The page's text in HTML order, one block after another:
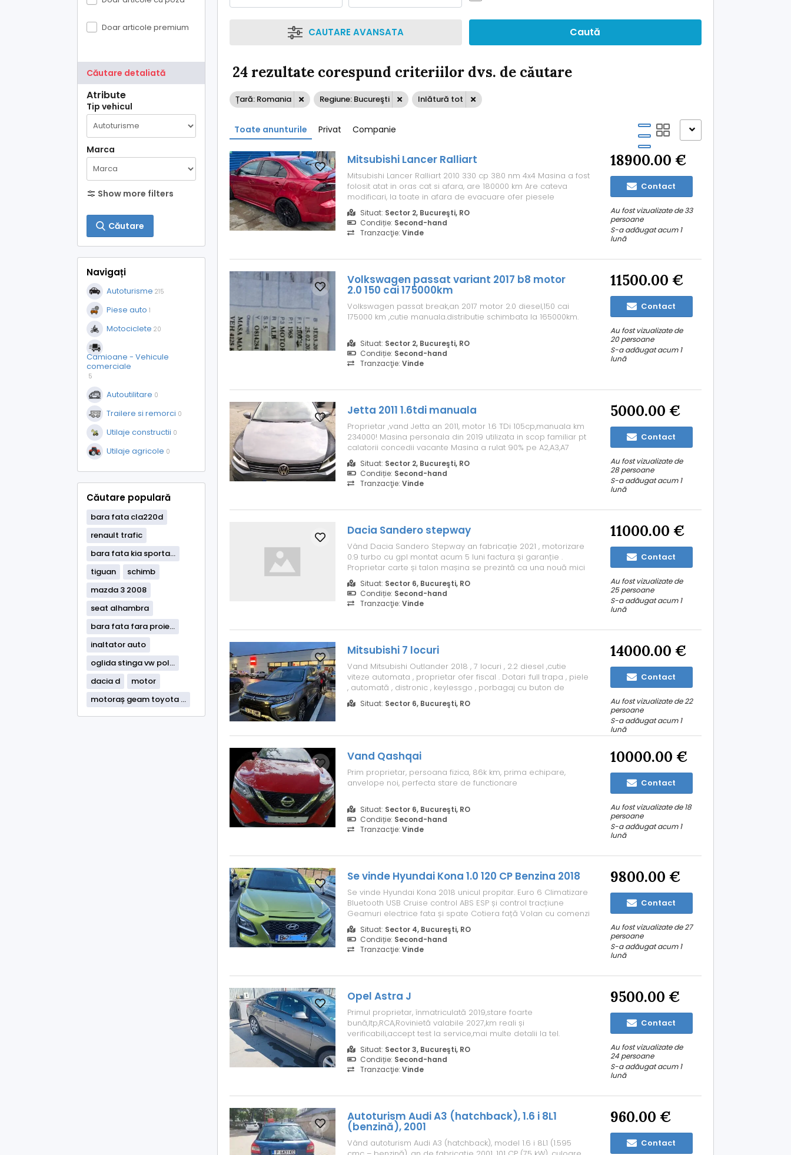
Doar articole premium
Căutare detaliată
Atribute
Tip vehicul
Marca
Show more filters
Căutare
Navigați
Autoturisme 215
Piese auto 1
Motociclete 20
Camioane - Vehicule
comerciale
5
Autoutilitare 0
Trailere si remorci 0
Utilaje constructii 0
Utilaje agricole 0
Căutare populară
bara fata cla220d
renault trafic
bara fata kia sporta...
tiguan
schimb
mazda 3 2008
seat alhambra
bara fata fara proie...
inaltator auto
oglida stinga vw pol...
dacia d
motor
motoraș geam toyota ...
CAUTARE AVANSATA Caută
24 rezultate corespund criteriilor dvs. de căutare
Țară: Romania Regiune: Bucureşti Inlătură tot
Toate anunturile Privat Companie
Mitsubishi Lancer Ralliart
Mitsubishi Lancer Ralliart 2010 330 cp 380 nm 4x4 Masina a fost
folosit atat in oras cat si afara, are 180000 km Are cateva
modificari, la toate in afara de evacuare ofer piesele
originale Modificari: -Faruri Vland -Stopuri Vland -Lumini
semnalizare laterale negre -Bec spate frana negru -Blow Off
Valve HKS -Evacuare fa...
Situat: Sector 2, Bucureşti, RO
Condiție: Second-hand
Tranzacţie: Vinde
18900.00 €
Contact
Au fost vizualizate de 33
persoane
S-a adăugat acum 1
lună
Volkswagen passat variant 2017 b8 motor
2.0 150 cai 175000km
Volkswagen passat break,an 2017 motor 2.0 diesel,150 cai
175000 km ,cutie manuala.distributie schimbata la 165000km.
Situat: Sector 2, Bucureşti, RO
Condiție: Second-hand
Tranzacţie: Vinde
11500.00 €
Contact
Au fost vizualizate de
20 persoane
S-a adăugat acum 1
lună
Jetta 2011 1.6tdi manuala
Proprietar ,vand Jetta an 2011, motor 1.6 TDi 105cp,manuala km
234000! Masina personala din 2019 utilizata in scop familiar pt
calatorii concedii vacante Masina a rulat 90% pe A2,A3,A7
exclus oras, filtru de particule activ,perfect functional Masina a
fost servizata strict la 10.000km (ulei si toate filtrele) EGR si am...
Situat: Sector 2, Bucureşti, RO
Condiție: Second-hand
Tranzacţie: Vinde
5000.00 €
Contact
Au fost vizualizate de
28 persoane
S-a adăugat acum 1
lună
Dacia Sandero stepway
Vând Dacia Sandero Stepway an fabricație 2021 , motorizare
0.9 turbo cu gpl montat acum 5 luni factura și garanție .
Proprietar carte și talon mașina se prezintă ca una nouă mici
urme de utilizare Echiparea este full , navigație mare originală
cu Apple car play și android 2 chei anvelope de iarnă
aproape noi Mașina se ...
Situat: Sector 6, Bucureşti, RO
Condiție: Second-hand
Tranzacţie: Vinde
11000.00 €
Contact
Au fost vizualizate de
25 persoane
S-a adăugat acum 1
lună
Mitsubishi 7 locuri
Vand Mitsubishi Outlander 2018 , 7 locuri , 2.2 diesel ,cutie
viteze automata , proprietar ofer fiscal . Dotari :full trapa , piele
, automată , distronic , keylessgo , porbagaj cu buton de
softclose , cui de remorcare Anvelope folosite un sezon
michelin all season Mai multe detalii la telefon și poze în privat
Situat: Sector 6, Bucureşti, RO
14000.00 €
Contact
Au fost vizualizate de 22
persoane
S-a adăugat acum 1
lună
Vand Qashqai
Prim proprietar, persoana fizica, 86k km, prima echipare,
anvelope noi, perfecta stare de functionare
Situat: Sector 6, Bucureşti, RO
Condiție: Second-hand
Tranzacţie: Vinde
10000.00 €
Contact
Au fost vizualizate de 18
persoane
S-a adăugat acum 1
lună
Se vinde Hyundai Kona 1.0 120 CP Benzina 2018
Se vinde Hyundai Kona 2018 unicul propitar. Euro 6 Climatizare
Bluetooth USB Cruise control ABS ESP și control tracțiune
Geamuri electrice fata și spate Cotiera față Volan cu comenzi
Keyles Pornire motor Keyless Senzor ploaie Senzor parcare
spate Camera video spate Avertizare unchi mort Lane assist
Asistenta in panta S...
Situat: Sector 4, Bucureşti, RO
Condiție: Second-hand
Tranzacţie: Vinde
9800.00 €
Contact
Au fost vizualizate de 27
persoane
S-a adăugat acum 1
lună
Opel Astra J
Primul proprietar, înmatriculată 2019,stare foarte
bună,Itp,RCA,Rovinietă valabile 2027,km reali și
verificabili,accept test la service,mai multe detalii la tel.
Situat: Sector 3, Bucureşti, RO
Condiție: Second-hand
Tranzacţie: Vinde
9500.00 €
Contact
Au fost vizualizate de
24 persoane
S-a adăugat acum 1
lună
Autoturism Audi A3 (hatchback), 1.6 i 8L1
(benzină), 2001
Vând autoturism Audi A3 (hatchback), model 1.6 i 8L1 (1.595
960.00 €
Contact